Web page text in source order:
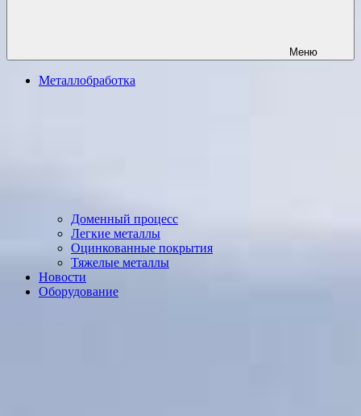
Меню
Металлобработка
Доменный процесс
Легкие металлы
Оцинкованные покрытия
Тяжелые металлы
Новости
Оборудование